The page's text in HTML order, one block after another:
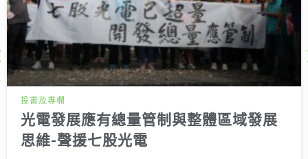
投書及專欄
光電發展應有總量管制與整體區域發展
思維-聲援七股光電
Next